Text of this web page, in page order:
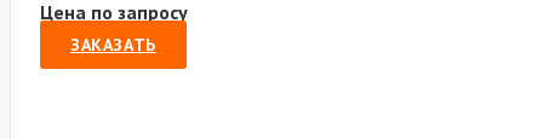
Цена по запросу
ЗАКАЗАТЬ